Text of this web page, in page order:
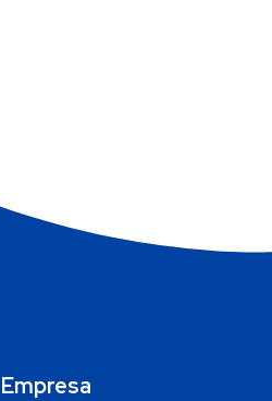
Empresa